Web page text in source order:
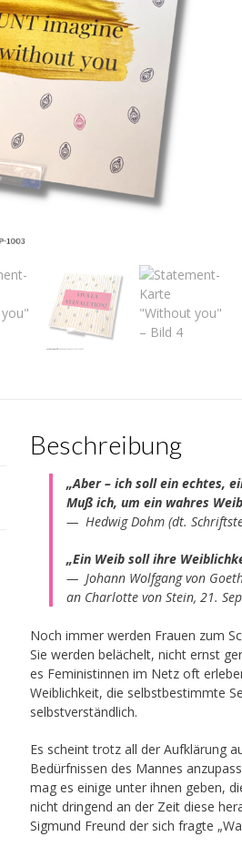
Beschreibung
„Aber – ich soll ein echtes,
Muß ich, um ein wahres
— Hedwig Dohm (dt.
„Ein Weib soll ihre
— Johann Wolfgang von
an Charlotte von Stein, 21.
Noch immer werden Frauen zum
Sie werden belächelt, nicht ernst
es Feministinnen im Netz oft
Weiblichkeit, die selbstbestimmte
selbstverständlich.
Es scheint trotz all der Aufklärung
Bedürfnissen des Mannes
mag es einige unter ihnen geben,
nicht dringend an der Zeit diese
Sigmund Freund der sich fragte